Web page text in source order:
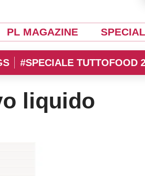
PL MAGAZINE
#SPECIALE TUTTOFOOD
liquido